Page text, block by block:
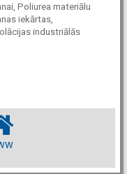
Poliurea materiālu
iekārtas,
industriālās